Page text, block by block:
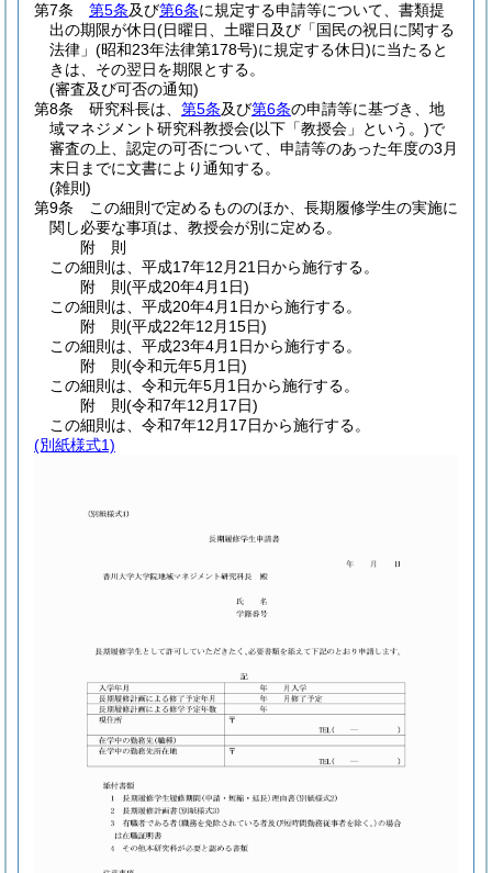
第7条
第5条及び第6条に規定する申請等について、書類提
出の期限が休日(日曜日、土曜日及び「国民の祝日に関する
法律」 (昭和23年法律第178号)に規定する休日)に当たると
きは、その翌日を期限とする。
(審査及び可否の通知)
第8条
研究科長は、 第5条及び第6条の申請等に基づき、地
域マネジメント研究科教授会(以下「教授会」という。)で
審査の上、認定の可否について、申請等のあった年度の3月
末日までに文書により通知する。
(雑則)
第9条
この細則で定めるもののほか、長期履修学生の実施に
関し必要な事項は、教授会が別に定める。
附 則
この細則は、平成17年12月21日から施行する。
附 則(平成20年4月1日)
この細則は、平成20年4月1日から施行する。
附 則(平成22年12月15日)
この細則は、平成23年4月1日から施行する。
附 則(令和元年5月1日)
この細則は、令和元年5月1日から施行する。
附 則(令和7年12月17日)
この細則は、令和7年12月17日から施行する。
(別紙様式1)